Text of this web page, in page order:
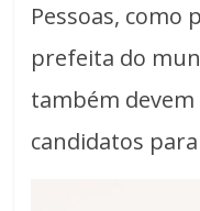
Pessoas, como
prefeita do
também
candidatos